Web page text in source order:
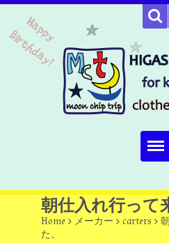
Home
about
朝仕入れ行って
Home > メーカー > carters >
た。